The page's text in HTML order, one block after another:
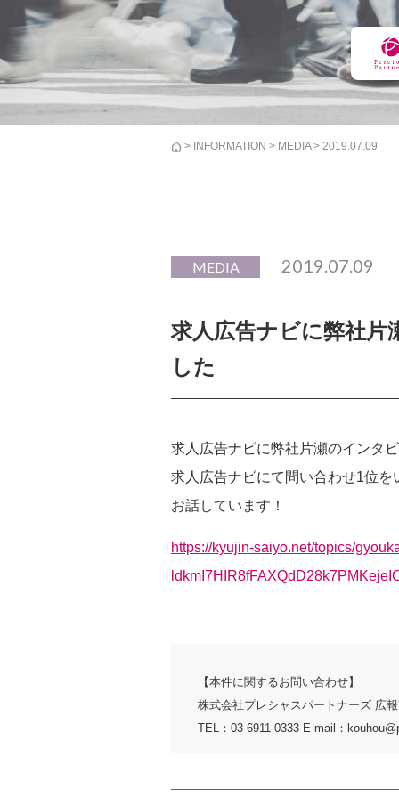
> INFORMATION > MEDIA> 2019.07.09
MEDIA 2019.07.09
求人広告ナビに弊社片
した
求人広告ナビに弊社片瀬のインタ
求人広告ナビにて問い合わせ1位
お話しています！
https://kyujin-saiyo.net/topics/
【本件に関するお問い合わせ】
株式会社プレシャスパートナーズ 広
TEL：03-6911-0333 E-mail：